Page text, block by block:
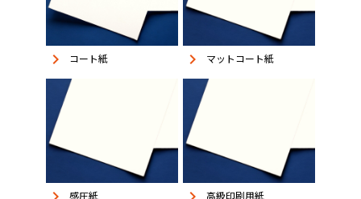
keyboard_arrow_right コート紙 keyboard_arrow_right マットコート紙
感圧紙 高級印刷用紙